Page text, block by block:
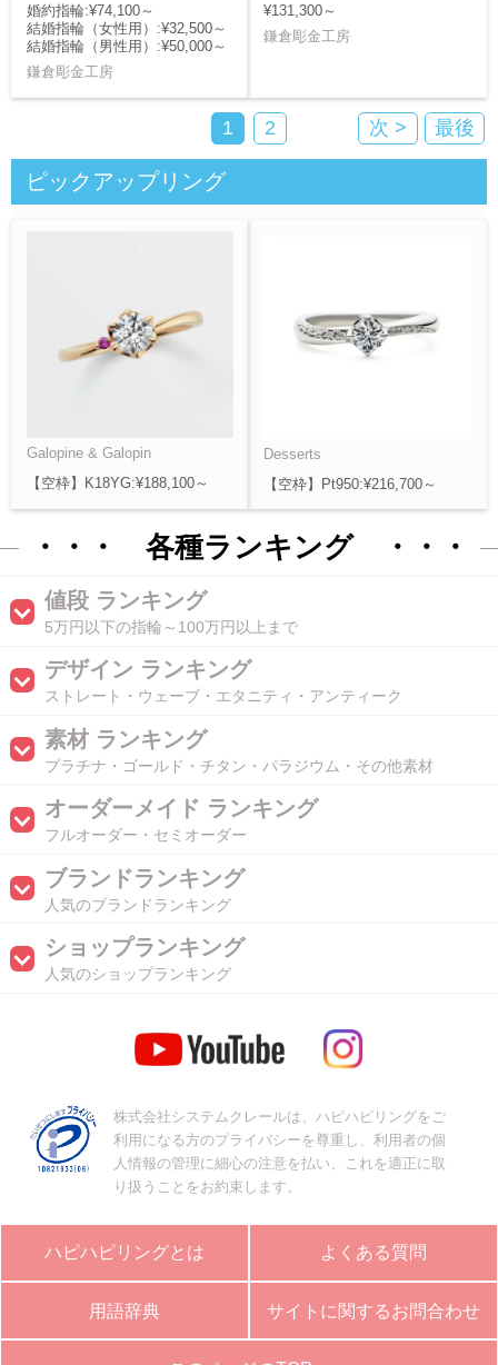
婚約指輪:¥74,100～
結婚指輪（女性用）:¥32,500～
結婚指輪（男性用）:¥50,000～
鎌倉彫金工房
¥131,300～
鎌倉彫金工房
1 2 次 > 最後
ピックアップリング
Galopine & Galopin
【空枠】K18YG:¥188,100～
Desserts
【空枠】Pt950:¥216,700～
・・・ 各種ランキング ・・・
値段 ランキング
5万円以下の指輪～100万円以上まで
デザイン ランキング
ストレート・ウェーブ・エタニティ・アンティーク
素材 ランキング
プラチナ・ゴールド・チタン・パラジウム・その他素材
オーダーメイド ランキング
フルオーダー・セミオーダー
ブランドランキング
人気のブランドランキング
ショップランキング
人気のショップランキング
株式会社システムクレールは、ハピハピリングをご
利用になる方のプライバシーを尊重し、利用者の個
人情報の管理に細心の注意を払い、これを適正に取
り扱うことをお約束します。
ハピハピリングとは よくある質問
用語辞典 サイトに関するお問合わせ